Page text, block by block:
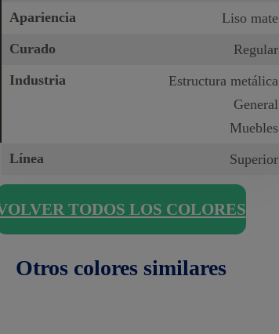
Apariencia
Liso mate
Curado
Regular
Industria
Estructura metálica
General
Muebles
Línea
Superior
TODOS LOS COLORES
Otros colores similares